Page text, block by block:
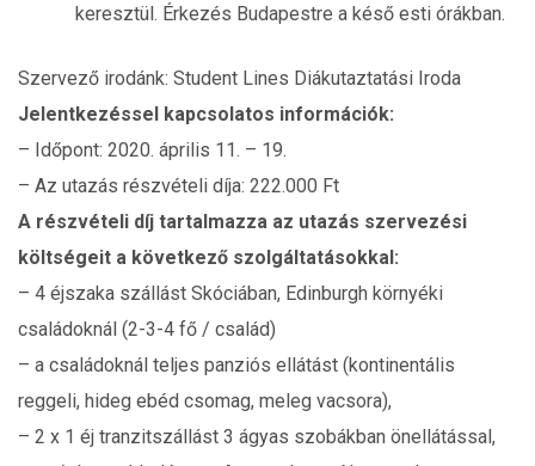
keresztül. Érkezés Budapestre a késő esti órákban.
Szervező irodánk: Student Lines Diákutaztatási Iroda
Jelentkezéssel kapcsolatos információk:
– Időpont: 2020. április 11. – 19.
– Az utazás részvételi díja: 222.000 Ft
A részvételi díj tartalmazza az utazás szervezési
költségeit a következő szolgáltatásokkal:
– 4 éjszaka szállást Skóciában, Edinburgh környéki
családoknál (2-3-4 fő / család)
– a családoknál teljes panziós ellátást (kontinentális
reggeli, hideg ebéd csomag, meleg vacsora),
– 2 x 1 éj tranzitszállást 3 ágyas szobákban önellátással,